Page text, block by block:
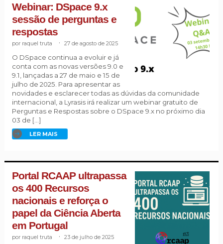
Webinar: DSpace 9.x
sessão de perguntas e
respostas
raquel truta 27 de agosto de 2025
O DSpace continua a evoluir e já
conta com as novas versões 9.0 e
9.1, lançadas a 27 de maio e 15 de
julho de 2025. Para apresentar as
novidades e esclarecer todas as dúvidas da comunidade
internacional, a Lyrasis irá realizar um webinar gratuito de
Perguntas e Respostas sobre o DSpace 9.x no próximo dia
03 de […]
LER MAIS
Portal RCAAP ultrapassa
os 400 Recursos
nacionais e reforça o
papel da Ciência Aberta
em Portugal
raquel truta 23 de julho de 2025